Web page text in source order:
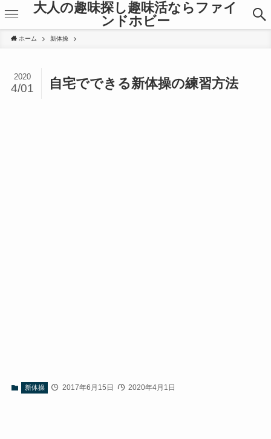
大人の趣味探し趣味活ならファイ
ンドホビー
ホーム 新体操
自宅でできる新体操の練習方法
2020
4/01
新体操 2017年6月15日 2020年4月1日